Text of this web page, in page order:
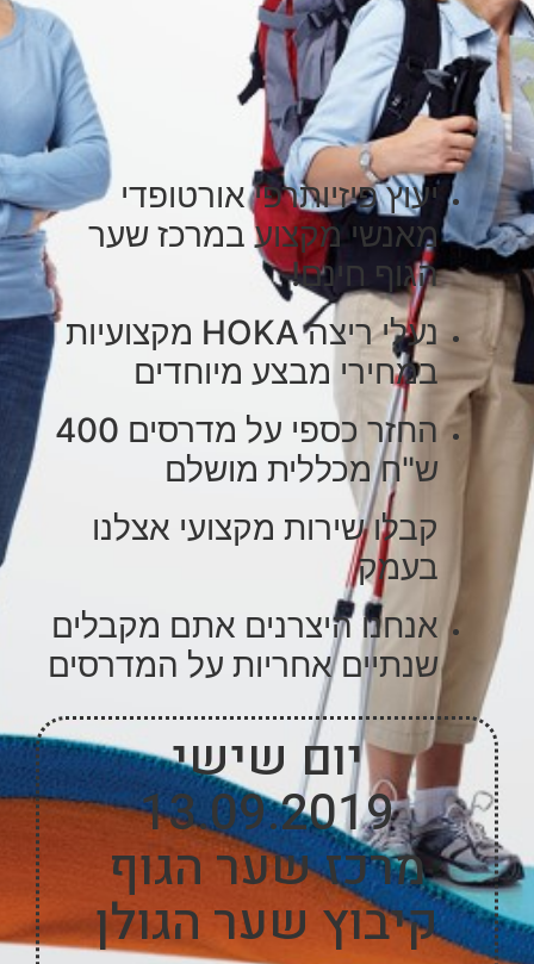
יעוץ פיזיותרפי אורטופדי
מאנשי מקצוע במרכז שער
הגוף חינם!
נעלי ריצה HOKA מקצועיות
במחירי מבצע מיוחדים
החזר כספי על מדרסים 400
ש"ח מכללית מושלם
קבלו שירות מקצועי אצלנו
בעמק
אנחנו היצרנים אתם מקבלים
שנתיים אחריות על המדרסים
יום שישי
13.09.2019
מרכז שער הגוף
קיבוץ שער הגולן